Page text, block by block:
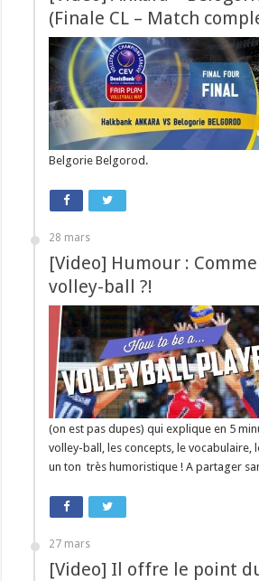
(Finale CL – Match
Belgorie Belgorod.
28 mars
[Video] Humour :
volley-ball ?!
(on est pas dupes) qui explique en 5
volley-ball, les concepts, le vocabulaire,
un ton très humoristique ! A partager
27 mars
[Video] Il offre le point